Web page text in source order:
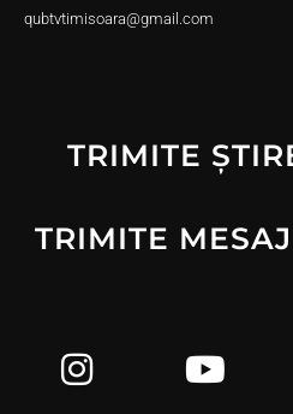
qubtvtimisoara@gmail.com
TRIMITE
TRIMITE